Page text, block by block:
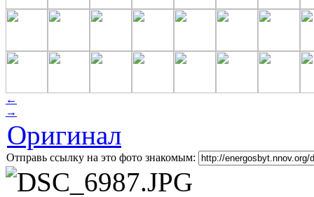
←
→
Оригинал
Отправь ссылку на это фото знакомым: